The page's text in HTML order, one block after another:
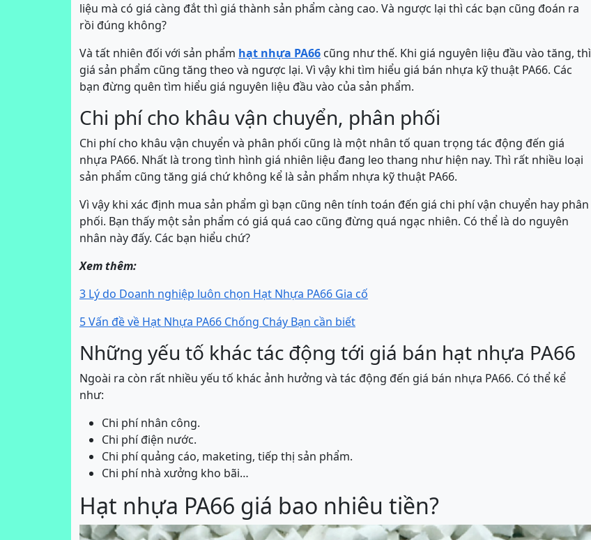
liệu mà có giá càng đắt thì giá thành sản phẩm càng cao. Và ngược lại thì các bạn cũng đoán ra
rồi đúng không?
Và tất nhiên đối với sản phẩm hạt nhựa PA66 cũng như thế. Khi giá nguyên liệu đầu vào tăng, thì
giá sản phẩm cũng tăng theo và ngược lại. Vì vậy khi tìm hiểu giá bán nhựa kỹ thuật PA66. Các
bạn đừng quên tìm hiểu giá nguyên liệu đầu vào của sản phẩm.
Chi phí cho khâu vận chuyển, phân phối
Chi phí cho khâu vận chuyển và phân phối cũng là một nhân tố quan trọng tác động đến giá
nhựa PA66. Nhất là trong tình hình giá nhiên liệu đang leo thang như hiện nay. Thì rất nhiều loại
sản phẩm cũng tăng giá chứ không kể là sản phẩm nhựa kỹ thuật PA66.
Vì vậy khi xác định mua sản phẩm gì bạn cũng nên tính toán đến giá chi phí vận chuyển hay phân
phối. Bạn thấy một sản phẩm có giá quá cao cũng đừng quá ngạc nhiên. Có thể là do nguyên
nhân này đấy. Các bạn hiểu chứ?
Xem thêm:
3 Lý do Doanh nghiệp luôn chọn Hạt Nhựa PA66 Gia cố
5 Vấn đề về Hạt Nhựa PA66 Chống Cháy Bạn cần biết
Những yếu tố khác tác động tới giá bán hạt nhựa PA66
Ngoài ra còn rất nhiều yếu tố khác ảnh hưởng và tác động đến giá bán nhựa PA66. Có thể kể
như:
Chi phí nhân công.
Chi phí điện nước.
Chi phí quảng cáo, maketing, tiếp thị sản phẩm.
Chi phí nhà xưởng kho bãi…
Hạt nhựa PA66 giá bao nhiêu tiền?